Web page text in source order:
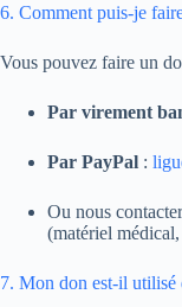
6. Comment puis-je
Vous pouvez faire un
Par virement
Par PayPal :
Ou nous
(matériel
7. Mon don est-il utilisé